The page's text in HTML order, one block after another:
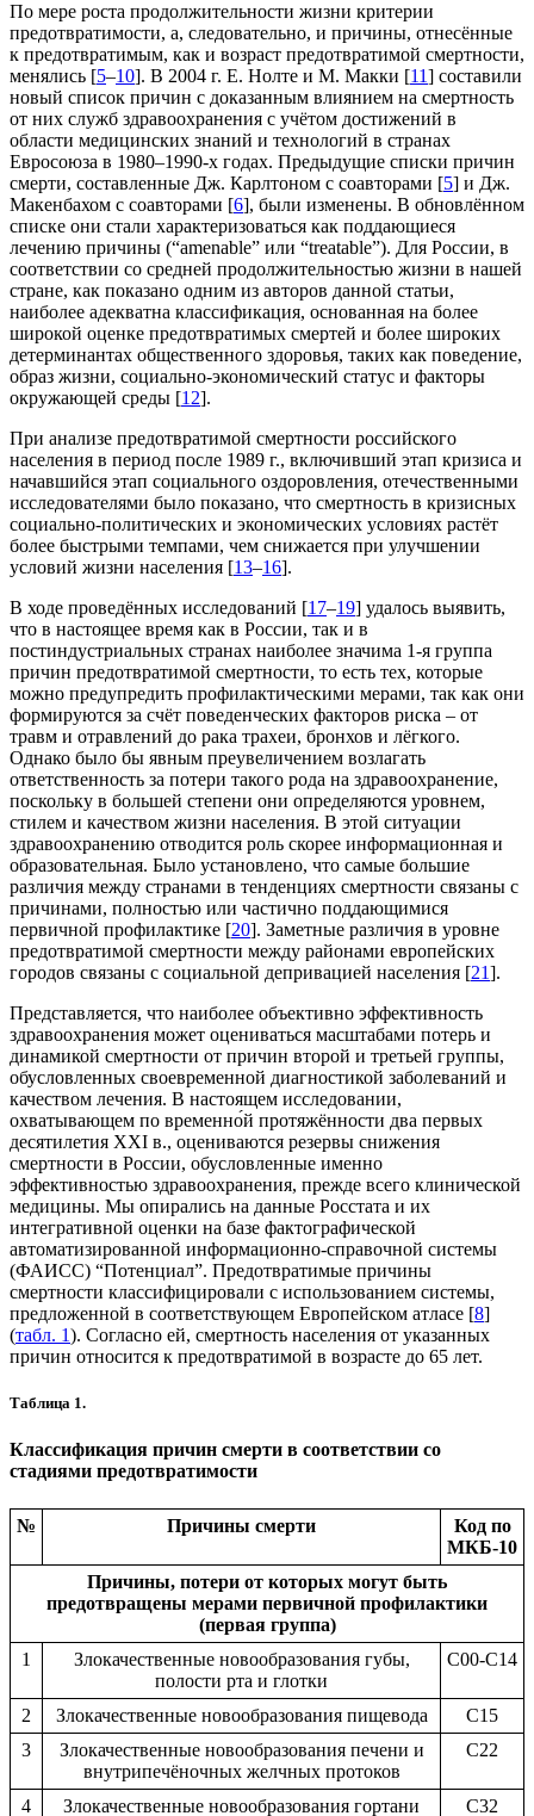
По мере роста продолжительности жизни критерии
предотвратимости, а, следовательно, и причины, отнесённые
к предотвратимым, как и возраст предотвратимой смертности,
менялись [5–10]. В 2004 г. Е. Нолте и M. Макки [11] составили
новый список причин с доказанным влиянием на смертность
от них служб здравоохранения с учётом достижений в
области медицинских знаний и технологий в странах
Евросоюза в 1980–1990-х годах. Предыдущие списки причин
смерти, составленные Дж. Карлтоном с соавторами [5] и Дж.
Макенбахом с соавторами [6], были изменены. В обновлённом
списке они стали характеризоваться как поддающиеся
лечению причины (“amenable” или “treatable”). Для России, в
соответствии со средней продолжительностью жизни в нашей
стране, как показано одним из авторов данной статьи,
наиболее адекватна классификация, основанная на более
широкой оценке предотвратимых смертей и более широких
детерминантах общественного здоровья, таких как поведение,
образ жизни, социально-экономический статус и факторы
окружающей среды [12].
При анализе предотвратимой смертности российского
населения в период после 1989 г., включивший этап кризиса и
начавшийся этап социального оздоровления, отечественными
исследователями было показано, что смертность в кризисных
социально-политических и экономических условиях растёт
более быстрыми темпами, чем снижается при улучшении
условий жизни населения [13–16].
В ходе проведённых исследований [17–19] удалось выявить,
что в настоящее время как в России, так и в
постиндустриальных странах наиболее значима 1-я группа
причин предотвратимой смертности, то есть тех, которые
можно предупредить профилактическими мерами, так как они
формируются за счёт поведенческих факторов риска – от
травм и отравлений до рака трахеи, бронхов и лёгкого.
Однако было бы явным преувеличением возлагать
ответственность за потери такого рода на здравоохранение,
поскольку в большей степени они определяются уровнем,
стилем и качеством жизни населения. В этой ситуации
здравоохранению отводится роль скорее информационная и
образовательная. Было установлено, что самые большие
различия между странами в тенденциях смертности связаны с
причинами, полностью или частично поддающимися
первичной профилактике [20]. Заметные различия в уровне
предотвратимой смертности между районами европейских
городов связаны с социальной депривацией населения [21].
Представляется, что наиболее объективно эффективность
здравоохранения может оцениваться масштабами потерь и
динамикой смертности от причин второй и третьей группы,
обусловленных своевременной диагностикой заболеваний и
качеством лечения. В настоящем исследовании,
охватывающем по временно́й протяжённости два первых
десятилетия XXI в., оцениваются резервы снижения
смертности в России, обусловленные именно
эффективностью здравоохранения, прежде всего клинической
медицины. Мы опирались на данные Росстата и их
интегративной оценки на базе фактографической
автоматизированной информационно-справочной системы
(ФАИСС) “Потенциал”. Предотвратимые причины
смертности классифицировали с использованием системы,
предложенной в соответствующем Европейском атласе [8]
(табл. 1). Согласно ей, смертность населения от указанных
причин относится к предотвратимой в возрасте до 65 лет.
Таблица 1.
Классификация причин смерти в соответствии со
стадиями предотвратимости
№ Причины смерти
Код по
МКБ-10
Причины, потери от которых могут быть
предотвращены мерами первичной профилактики
(первая группа)
1
Злокачественные новообразования губы,
полости рта и глотки
C00-C14
2 Злокачественные новообразования пищевода
C15
3
Злокачественные новообразования печени и
внутрипечёночных желчных протоков
C22
4 Злокачественные новообразования гортани C32